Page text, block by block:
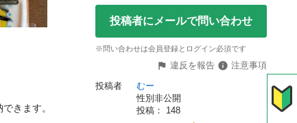
きます。
投稿者にメールで問い合わせ
※問い合わせは会員登録とログイン必須です
違反を報告
注意事項
投稿者
むー
性別非公開
投稿： 148